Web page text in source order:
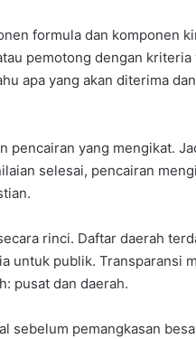
formula dan komponen
pemotong dengan
apa yang akan diterima
pencairan yang mengikat.
selesai, pencairan
rinci. Daftar daerah
untuk publik. Transparansi
pusat dan daerah.
sebelum pemangkasan